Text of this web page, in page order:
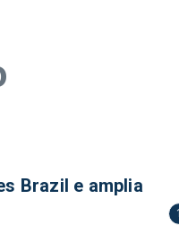
Brazil e amplia
1